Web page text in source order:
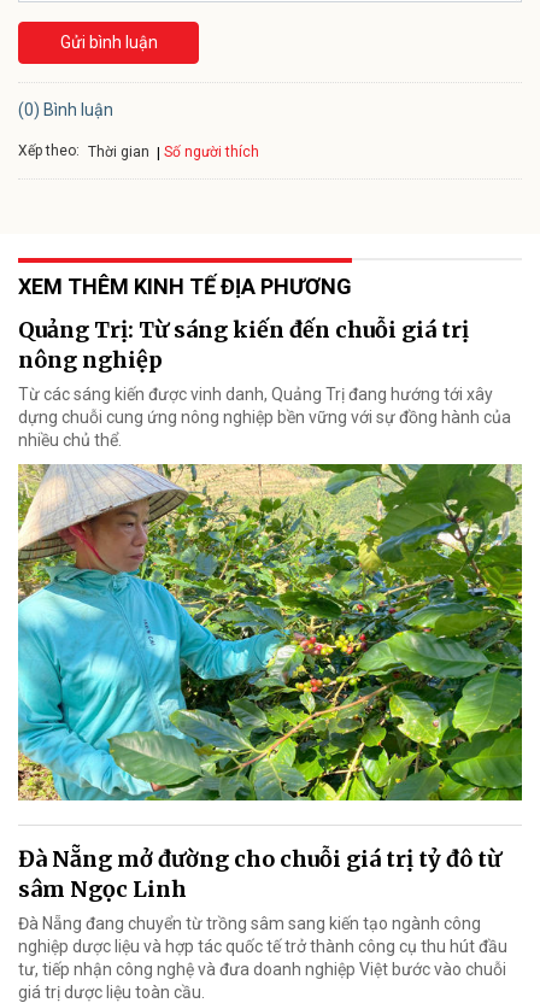
Gửi bình luận
(0) Bình luận
Xếp theo: Thời gian Số người thích
XEM THÊM KINH TẾ ĐỊA PHƯƠNG
Quảng Trị: Từ sáng kiến đến chuỗi giá trị
nông nghiệp
Từ các sáng kiến được vinh danh, Quảng Trị đang hướng tới xây
dựng chuỗi cung ứng nông nghiệp bền vững với sự đồng hành của
nhiều chủ thể.
Đà Nẵng mở đường cho chuỗi giá trị tỷ đô từ
sâm Ngọc Linh
Đà Nẵng đang chuyển từ trồng sâm sang kiến tạo ngành công
nghiệp dược liệu và hợp tác quốc tế trở thành công cụ thu hút đầu
tư, tiếp nhận công nghệ và đưa doanh nghiệp Việt bước vào chuỗi
giá trị dược liệu toàn cầu.